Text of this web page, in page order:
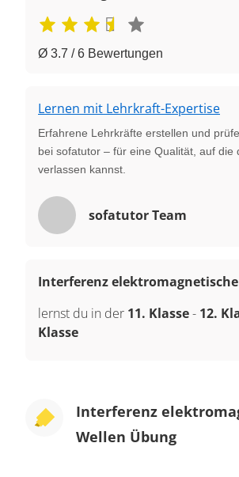
Ø 3.7 / 6 Bewertungen
Lernen mit Lehrkraft-Expertise
Erfahrene Lehrkräfte erstellen und
bei sofatutor – für eine Qualität, auf die
verlassen kannst.
sofatutor Team
Interferenz
lernst du in der 11. Klasse- 12.
Klasse
Interferenz
Wellen Übung